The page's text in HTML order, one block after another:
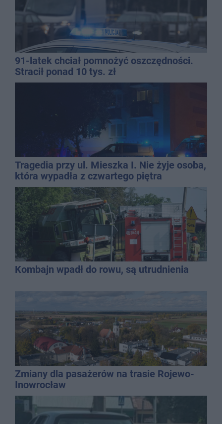
91-latek chciał pomnożyć oszczędności.
Stracił ponad 10 tys. zł
Tragedia przy ul. Mieszka I. Nie żyje osoba,
która wypadła z czwartego piętra
Kombajn wpadł do rowu, są utrudnienia
Zmiany dla pasażerów na trasie Rojewo-
Inowrocław